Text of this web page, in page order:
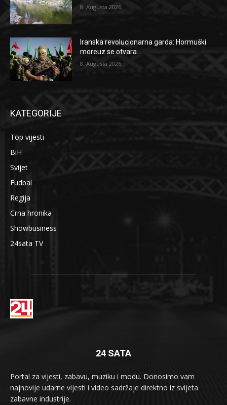
8. Augusta 2026.
Iranska revolucionarna garda: Hormuški
moreuz se otvara...
8. Augusta 2026.
KATEGORIJE
Top vijesti
BiH
Svijet
Fudbal
Regija
Crna hronika
Showbusiness
24sata TV
24 SATA
Portal za vijesti, zabavu, muziku i modu. Donosimo vam
najnovije udarne vijesti i video sadržaje direktno iz svijeta
zabavne industrije.